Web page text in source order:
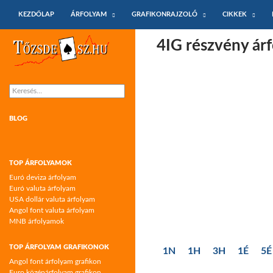
KEZDŐLAP
ÁRFOLYAM GRAFIKONRAJZOLÓ CIKKEK
4IG részvény
1N 1H 3H 1É 5É
Tőzsdeász.hu – árfolyamok és árfolyam
grafikonok
Keresés:
BLOG
TOP ÁRFOLYAMOK
Euró deviza árfolyam
Euró valuta árfolyam
USA dollár valuta árfolyam
Angol font valuta árfolyam
MNB árfolyamok
TOP ÁRFOLYAM GRAFIKONOK
Angol font árfolyam grafikon